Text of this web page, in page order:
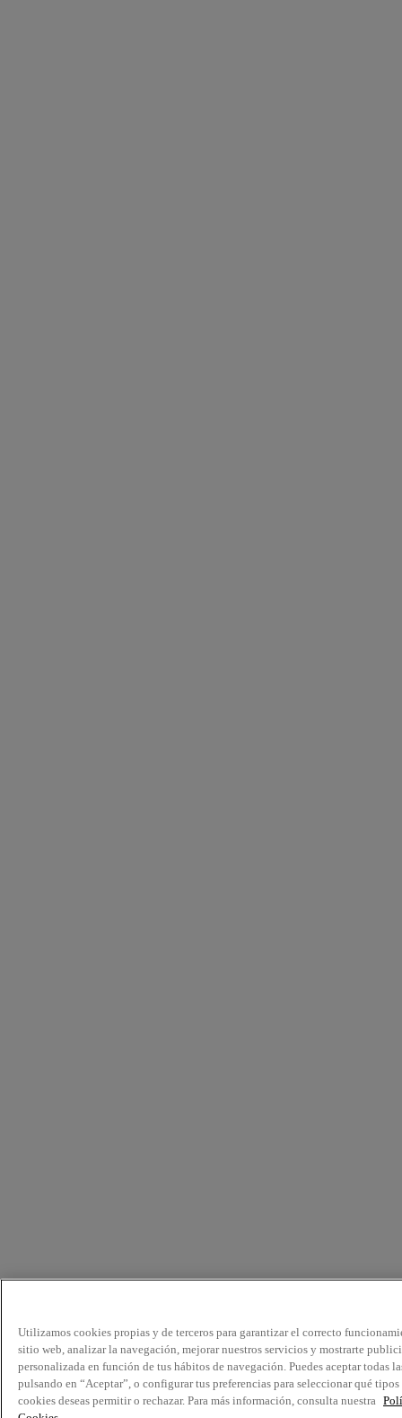
Utilizamos cookies propias y de terceros para garantizar el correcto
sitio web, analizar la navegación, mejorar nuestros servicios y mostrarte
personalizada en función de tus hábitos de navegación. Puedes aceptar todas
pulsando en “Aceptar”, o configurar tus preferencias para seleccionar qué tipos
cookies deseas permitir o rechazar. Para más información, consulta nuestra